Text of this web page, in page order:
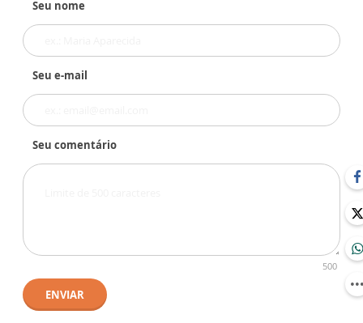
Seu nome
Seu e-mail
Seu comentário
500
ENVIAR